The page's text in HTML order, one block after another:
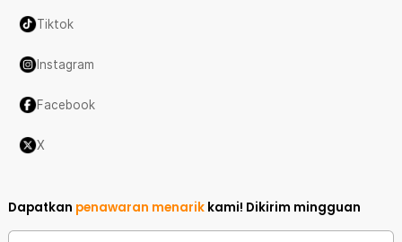
Tiktok
Instagram
Facebook
X
Dapatkan penawaran menarik kami! Dikirim mingguan